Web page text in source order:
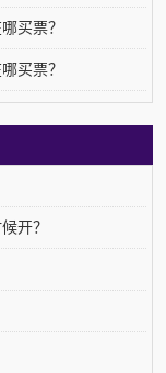
买票？
买票？
开？